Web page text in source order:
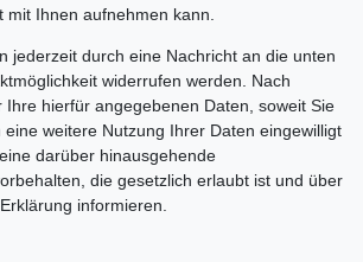
Ihnen aufnehmen kann.
jederzeit durch eine Nachricht an die unten
widerrufen werden. Nach
Ihre hierfür angegebenen Daten, soweit Sie
eine weitere Nutzung Ihrer Daten eingewilligt
darüber hinausgehende
die gesetzlich erlaubt ist und über
informieren.